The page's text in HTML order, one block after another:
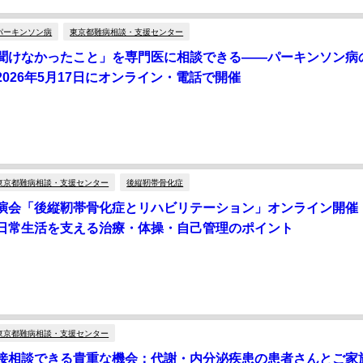
ーキンソン病 東京都難病相談・支援センター
けなかったこと」を専門医に相談できる——パーキンソン病
年5月17日にオンライン・電話で開催
京都難病相談・支援センター 後縦靭帯骨化症
会「後縦靭帯骨化症とリハビリテーション」オンライン開催
常生活を支える治療・体操・自己管理のポイント
京都難病相談・支援センター
相談できる貴重な機会：代謝・内分泌疾患の患者さんとご家